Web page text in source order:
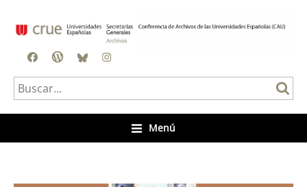
Facebook
Blog BlueSkyInstagram
Menú